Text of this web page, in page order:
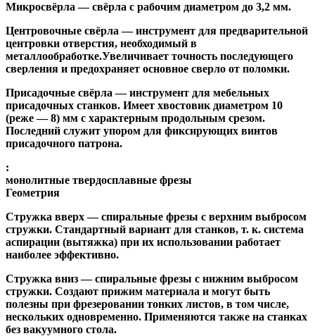
Микросвёрла — свёрла с рабочим диаметром до 3,2 мм.
Центровочные свёрла — инструмент для предварительной
центровки отверстия, необходимый в
металлообработке.Увеличивает точность последующего
сверления и предохраняет основное сверло от поломки.
Присадочные свёрла — инструмент для мебельных
присадочных станков. Имеет хвостовик диаметром 10
(реже — 8) мм с характерным продольным срезом.
Последний служит упором для фиксирующих винтов
присадочного патрона.
:
монолитные твердосплавные фрезы
Геометрия
Стружка вверх— спиральные фрезы с верхним выбросом
стружки. Стандартный вариант для станков, т. к. система
аспирации (вытяжка) при их использовании работает
наиболее эффективно.
Стружка вниз— спиральные фрезы с нижним выбросом
стружки. Создают прижим материала и могут быть
полезны при фрезеровании тонких листов, в том числе,
нескольких одновременно. Применяются также на станках
без вакуумного стола.